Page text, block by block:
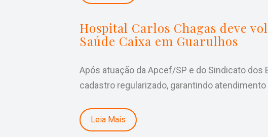
Hospital Carlos Chagas deve
Saúde Caixa em Guarulhos
Após atuação da Apcef/SP e do Sindicato dos
cadastro regularizado, garantindo
Leia Mais